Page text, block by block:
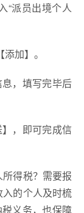
“派员出境个人
加】。
，填写完毕后
，即可完成信
得税？需要报
的个人及时梳
义务，也保障